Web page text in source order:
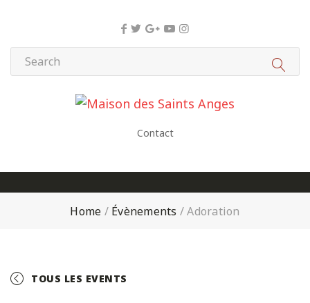
Contact
Home / Évènements /Adoration
TOUS LES EVENTS